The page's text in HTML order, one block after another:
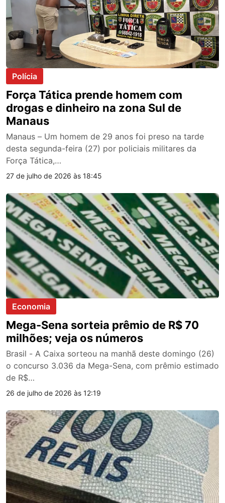
Polícia
Força Tática prende homem com
drogas e dinheiro na zona Sul de
Manaus
Manaus – Um homem de 29 anos foi preso na tarde
desta segunda-feira (27) por policiais militares da
Força Tática,…
27 de julho de 2026 às 18:45
Economia
Mega-Sena sorteia prêmio de R$ 70
milhões; veja os números
Brasil - A Caixa sorteou na manhã deste domingo (26)
o concurso 3.036 da Mega-Sena, com prêmio estimado
de R$…
26 de julho de 2026 às 12:19